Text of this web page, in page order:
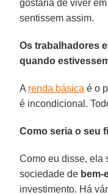
gostaria de viver
sentissem assim.
Os trabalhadores
quando
A renda básica é o
é incondicional.
Como seria o seu
Como eu disse, ela
sociedade de bem-
investimento. Há